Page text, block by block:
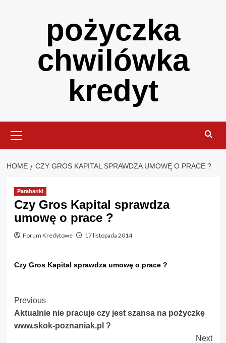
pożyczka
chwilówka
kredyt
Menu
HOME CZY GROS KAPITAL SPRAWDZA UMOWĘ O PRACE ?
Parabanki
Czy Gros Kapital sprawdza
umowę o prace ?
Forum Kredytowe 17 listopada 2014
Czy Gros Kapital sprawdza umowę o prace ?
Post
Navigation
Previous
Aktualnie nie pracuje czy jest szansa na pożyczkę
www.skok-poznaniak.pl ?
Next